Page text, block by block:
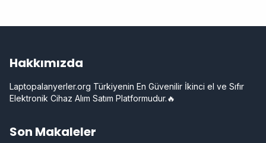
Hakkımızda
Laptopalanyerler.org Türkiyenin En Güvenilir İkinci el ve Sıfır
Elektronik Cihaz Alım Satım Platformudur.🔥
Son Makaleler